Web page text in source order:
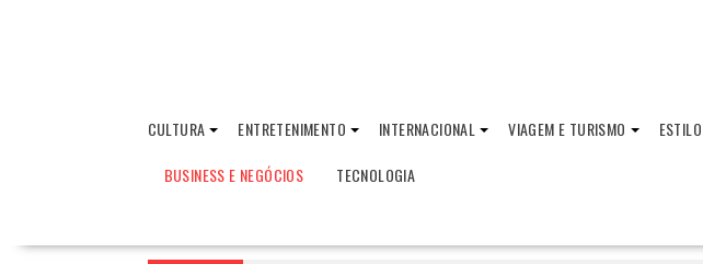
CULTURA ENTRETENIMENTO INTERNACIONAL VIAGEM E TURISMO ESTILO
BUSINESS E NEGÓCIOS
TECNOLOGIA